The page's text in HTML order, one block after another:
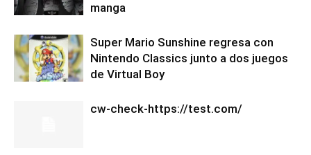
manga
Super Mario Sunshine regresa con
Nintendo Classics junto a dos juegos
de Virtual Boy
cw-check-https://test.com/